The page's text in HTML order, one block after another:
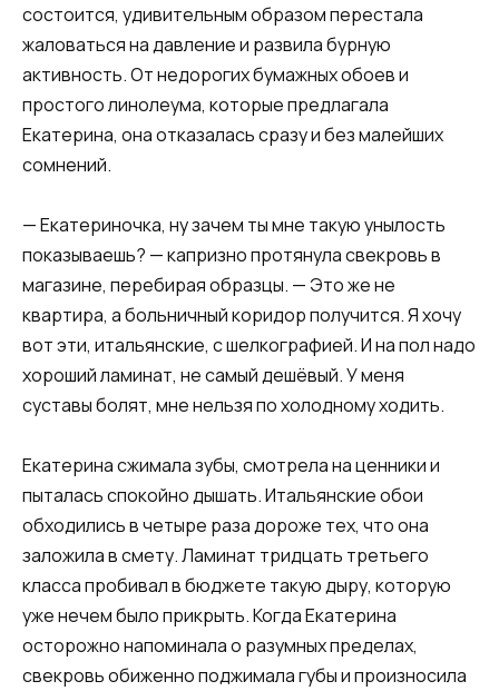
состоится, удивительным образом перестала
жаловаться на давление и развила бурную
активность. От недорогих бумажных обоев и
простого линолеума, которые предлагала
Екатерина, она отказалась сразу и без малейших
сомнений.
— Екатериночка, ну зачем ты мне такую унылость
показываешь? — капризно протянула свекровь в
магазине, перебирая образцы. — Это же не
квартира, а больничный коридор получится. Я хочу
вот эти, итальянские, с шелкографией. И на пол надо
хороший ламинат, не самый дешёвый. У меня
суставы болят, мне нельзя по холодному ходить.
Екатерина сжимала зубы, смотрела на ценники и
пыталась спокойно дышать. Итальянские обои
обходились в четыре раза дороже тех, что она
заложила в смету. Ламинат тридцать третьего
класса пробивал в бюджете такую дыру, которую
уже нечем было прикрыть. Когда Екатерина
осторожно напоминала о разумных пределах,
свекровь обиженно поджимала губы и произносила